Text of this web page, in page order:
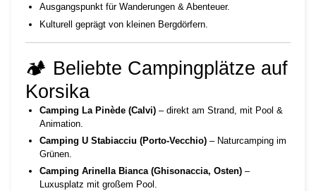
Ausgangspunkt für Wanderungen & Abenteuer.
Kulturell geprägt von kleinen Bergdörfern.
🏕️ Beliebte Campingplätze auf
Korsika
Camping La Pinède (Calvi) – direkt am Strand, mit Pool &
Animation.
Camping U Stabiacciu (Porto-Vecchio) – Naturcamping im
Grünen.
Camping Arinella Bianca (Ghisonaccia, Osten) –
Luxusplatz mit großem Pool.